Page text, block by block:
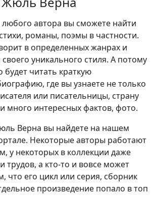
автора вы сможете найти
романы, поэмы в частности.
в определенных жанрах и
уникального стиля. А потому
будет читать краткую
где вы узнаете не только
или писательницы, страну
много интересных фактов, фото.
Верна вы найдете на нашем
Некоторые авторы работают
у некоторых в коллекции даже
трудов, а кто-то и вовсе может
что его цикл или серия, сборник
произведение попало в топ